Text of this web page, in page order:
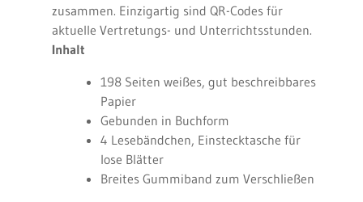
zusammen. Einzigartig sind QR-Codes für
aktuelle Vertretungs- und Unterrichtsstunden.
Inhalt
198 Seiten weißes, gut beschreibbares
Papier
Gebunden in Buchform
4 Lesebändchen, Einstecktasche für
lose Blätter
Breites Gummiband zum Verschließen